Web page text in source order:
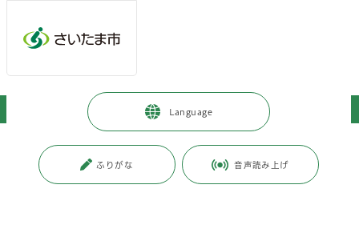
Language
ふりがな 音声読み上げ
子育て・教育 > 育児・保育
虐待